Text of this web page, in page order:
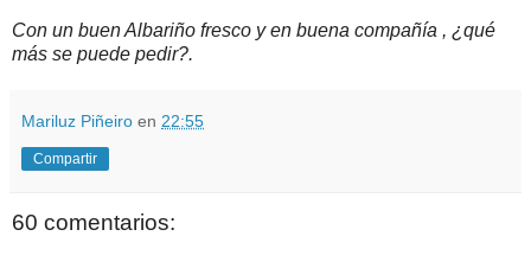
Con un buen Albariño fresco y en buena compañía , ¿qué
más se puede pedir?.
Mariluz Piñeiro en 22:55
Compartir
60 comentarios: